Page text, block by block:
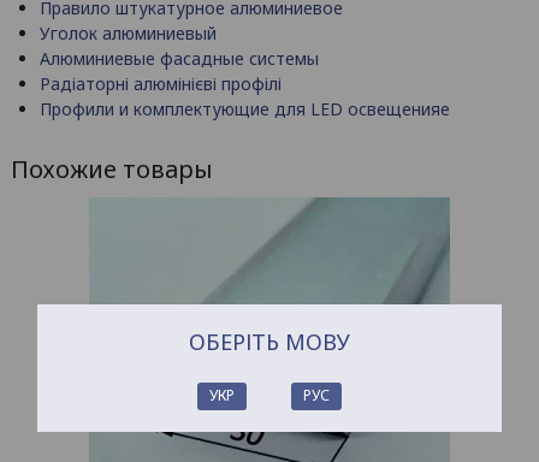
Правило штукатурное алюминиевое
Уголок алюминиевый
Алюминиевые фасадные системы
Радіаторні алюмінієві профілі
Профили и комплектующие для LED освещенияе
Похожие товары
ОБЕРІТЬ МОВУ
УКР РУС